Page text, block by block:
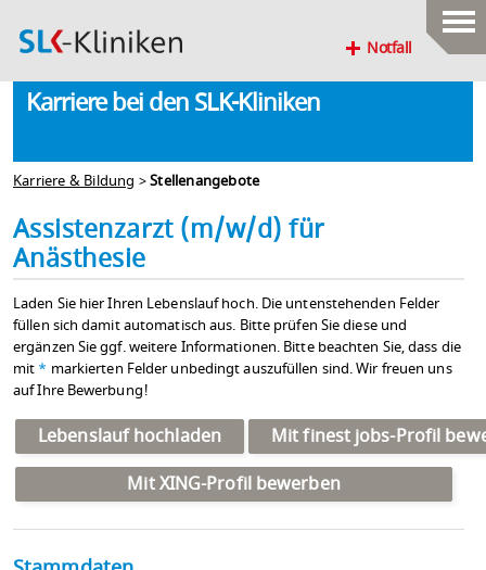
Notfall
Karriere bei den SLK-Kliniken
Karriere & Bildung >Stellenangebote
Assistenzarzt (m/w/d) für
Anästhesie
Laden Sie hier Ihren Lebenslauf hoch. Die untenstehenden Felder
füllen sich damit automatisch aus. Bitte prüfen Sie diese und
ergänzen Sie ggf. weitere Informationen. Bitte beachten Sie, dass die
mit * markierten Felder unbedingt auszufüllen sind. Wir freuen uns
auf Ihre Bewerbung!
Lebenslauf hochladen
Mit finest jobs-Profil
Mit XING-Profil bewerben